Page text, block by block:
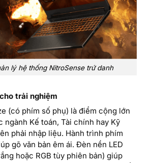
lý hệ thống NitroSense trứ danh
trải nghiệm
(có phím số phụ) là điểm cộng lớn
ngành Kế toán, Tài chính hay Kỹ
phải nhập liệu. Hành trình phím
gõ văn bản êm ái. Đèn nền LED
hoặc RGB tùy phiên bản) giúp